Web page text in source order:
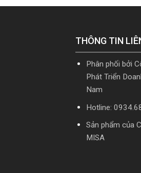
THÔNG TIN
Phân phối bởi
Phát Triển
Nam
Hotline:
Sản phẩm của
MISA